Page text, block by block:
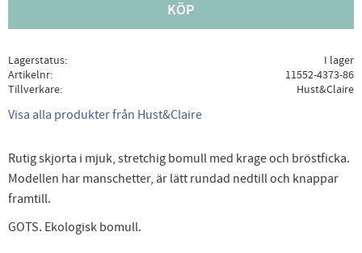
KÖP
Lagerstatus
I lager
Artikelnr
11552-4373-86
Tillverkare
Hust&Claire
Visa alla produkter från Hust&Claire
Rutig skjorta i mjuk, stretchig bomull med krage och bröstficka.
Modellen har manschetter, är lätt rundad nedtill och knappar
framtill.
GOTS. Ekologisk bomull.